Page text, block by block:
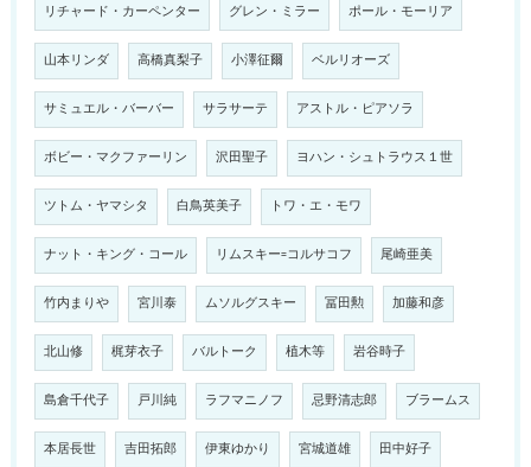
リチャード・カーペンター グレン・ミラー ポール・モーリア
山本リンダ 高橋真梨子 小澤征爾 ベルリオーズ
サミュエル・バーバー サラサーテ アストル・ピアソラ
ボビー・マクファーリン 沢田聖子 ヨハン・シュトラウス１世
ツトム・ヤマシタ 白鳥英美子 トワ・エ・モワ
ナット・キング・コール リムスキー=コルサコフ 尾崎亜美
竹内まりや 宮川泰 ムソルグスキー 冨田勲 加藤和彦
北山修 梶芽衣子 バルトーク 植木等 岩谷時子
島倉千代子 戸川純 ラフマニノフ 忌野清志郎 ブラームス
本居長世 吉田拓郎 伊東ゆかり 宮城道雄 田中好子